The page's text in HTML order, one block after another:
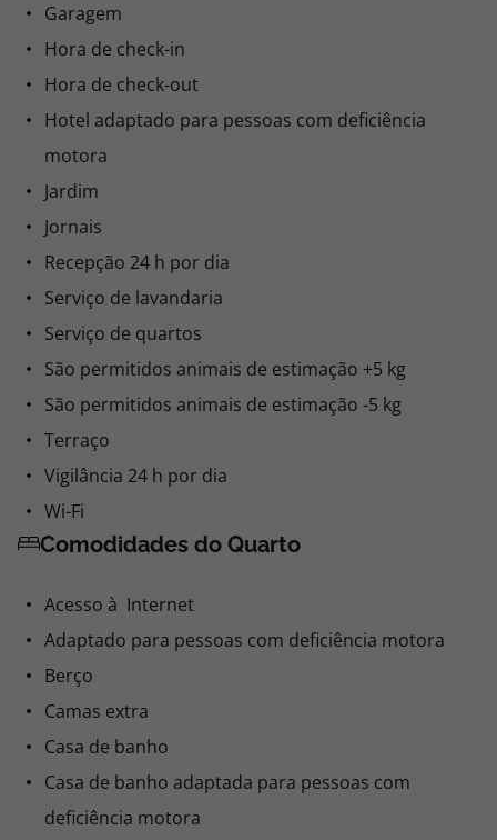
Garagem
Hora de check-in
Hora de check-out
Hotel adaptado para pessoas com deficiência
motora
Jardim
Jornais
Recepção 24 h por dia
Serviço de lavandaria
Serviço de quartos
São permitidos animais de estimação +5 kg
São permitidos animais de estimação -5 kg
Terraço
Vigilância 24 h por dia
Wi-Fi
Comodidades do Quarto
Acesso à Internet
Adaptado para pessoas com deficiência motora
Berço
Camas extra
Casa de banho
Casa de banho adaptada para pessoas com
deficiência motora